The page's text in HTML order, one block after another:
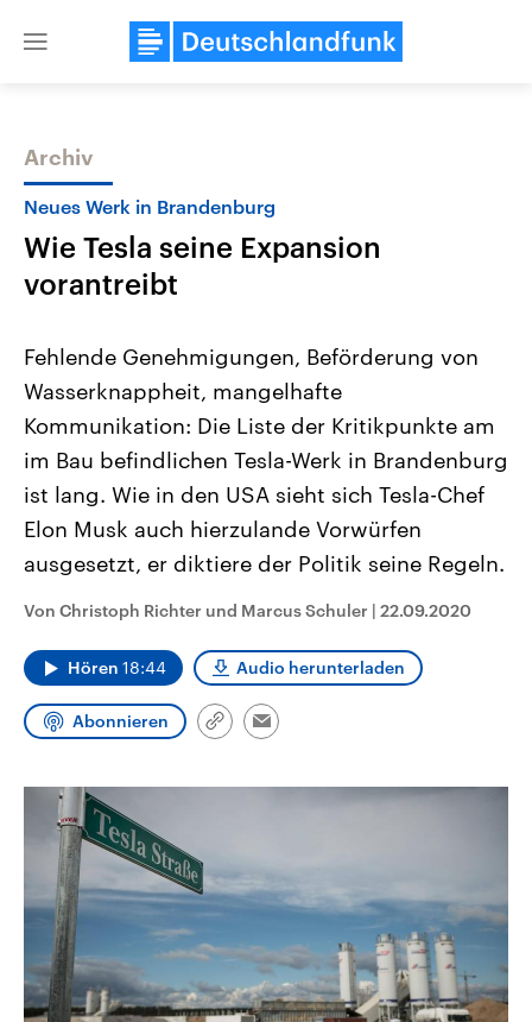
Close
Themen
Landtagswahl Sachsen-Anhalt
2026
Alle Informationen
Sachsen-Anhalt wählt am 6.
September 2026 einen neuen
Landtag. Seit 2021 wird das
Bundesland von einer Koalition aus
Umfragen, Prognosen,
und Hintergründe zu den Parteien
und Kandidaten der anstehenden
USA
Aktuelle Beiträge,
Hintergründe
Wirtschaftlich und
gehören die Vereinigten
den mächtigsten Ländern
mit großem Einfluss auf
Sendungen Programm Podcasts
Audio-Archiv
Archiv
Neues Werk in Brandenburg
Wie Tesla seine Expansion
vorantreibt
Fehlende Genehmigungen, Beförderung von
Wasserknappheit, mangelhafte
Kommunikation: Die Liste der Kritikpunkte am
im Bau befindlichen Tesla-Werk in Brandenburg
ist lang. Wie in den USA sieht sich Tesla-Chef
Elon Musk auch hierzulande Vorwürfen
ausgesetzt, er diktiere der Politik seine Regeln.
Von Christoph Richter und Marcus Schuler | 22.09.2020
Hören 18:44 Audio herunterladen
Abonnieren
Link
Email